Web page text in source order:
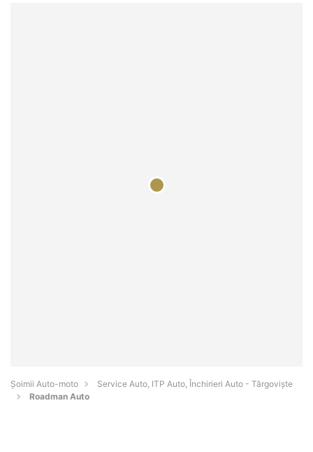
Șoimii Auto-moto
Service Auto, ITP Auto, Închirieri Auto - Târgovişte
Roadman Auto